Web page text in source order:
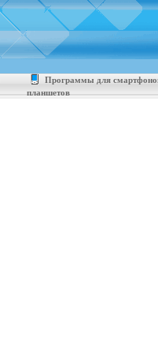
Программы для
планшетов